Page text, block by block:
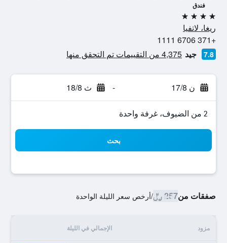
فندق
4 نجوم
ريغا، لاتفيا
+371 6706 1111
7.8 جيد 4,375 من التقييمات تم التحقق منها
ن 17/8 - ث 18/8
2 من الضيوف، غرفة واحدة
بحث
صفقات من257 ﷼ /أرخص سعر الليلة الواحدة
مزود الإجمالي في الليلة